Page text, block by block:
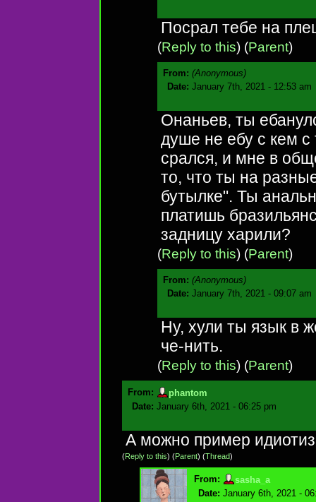
Посрал тебе на
(Reply to this) (Parent)
From: (Anonymous)
Date: January 7th, 2021 - 12:53 am
Онаньев, ты
душе не ебу с кем с
срался, и мне в
то, что ты на
бутылке". Ты
платишь
задницу харили?
(Reply to this) (Parent)
From: (Anonymous)
Date: January 7th, 2021 - 09:07 am
Ну, хули ты язык в
че-нить.
(Reply to this) (Parent)
From:
phantom
Date: January 6th, 2021 - 06:25 pm
А можно пример
(Reply to this) (Parent) (Thread)
From:
sasha_a
Date: January 6th, 2021 -